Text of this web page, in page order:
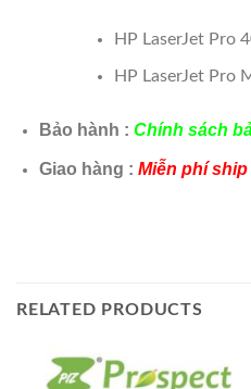
HP LaserJet Pro
HP LaserJet Pro
Bảo hành : Chính sách
Giao hàng : Miễn phí
RELATED PRODUCTS